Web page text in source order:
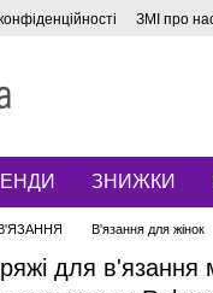
ЗМІ про
ЗНИЖКИ
В'язання для жінок
для в'язання